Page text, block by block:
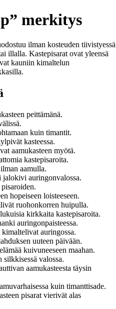
merkitys
ilman kosteuden tiivistyessä
illalla. Kastepisarat ovat yleensä
kauniin kimaltelun
peittämänä.
kuin timantit.
kasteessa.
aamukasteen myötä.
kastepisaroita.
aamulla.
auringonvalossa.
hopeiseen loisteeseen.
ruohonkorren huipulla.
kirkkaita kastepisaroita.
auringonpaisteessa.
auringossa.
uuteen päivään.
kuivuneeseen maahan.
valossa.
aamukasteesta täysin
kuin timanttisade.
pisarat vierivät alas